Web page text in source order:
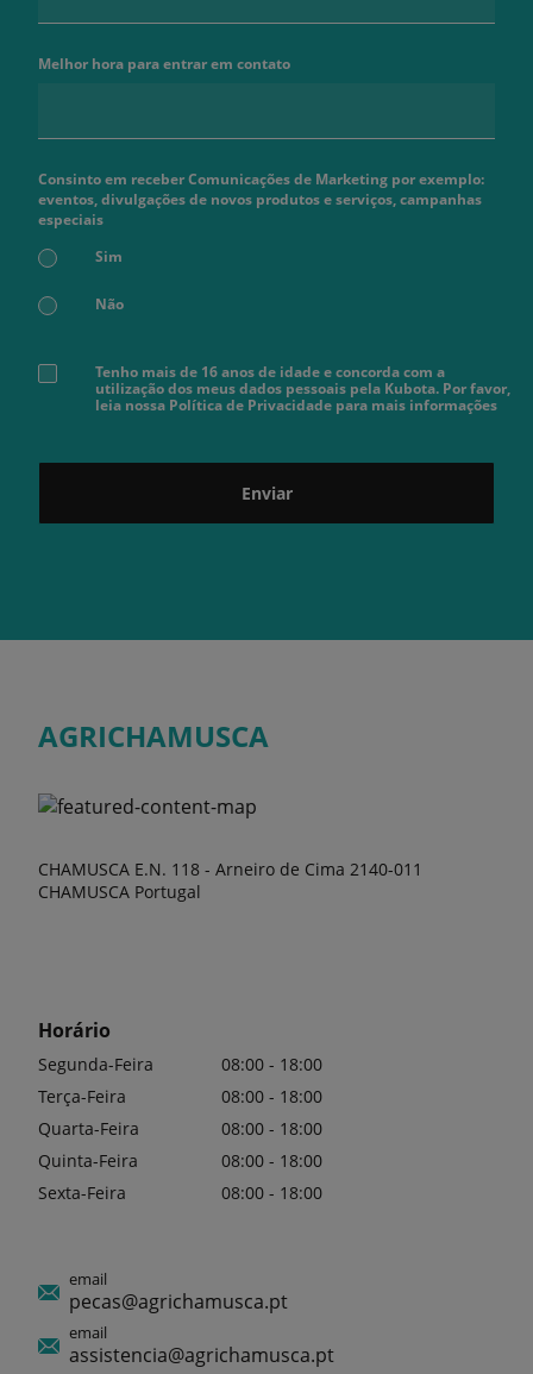
Melhor hora para entrar em contato
Consinto em receber Comunicações de Marketing por exemplo:
eventos, divulgações de novos produtos e serviços, campanhas
especiais
Sim
Não
Tenho mais de 16 anos de idade e concorda com a
utilização dos meus dados pessoais pela Kubota. Por favor,
leia nossa Política de Privacidade para mais informações
Enviar
AGRICHAMUSCA
CHAMUSCA E.N. 118 - Arneiro de Cima 2140-011
CHAMUSCA Portugal
Horário
Segunda-Feira
08:00 - 18:00
Terça-Feira
08:00 - 18:00
Quarta-Feira
08:00 - 18:00
Quinta-Feira
08:00 - 18:00
Sexta-Feira
08:00 - 18:00
email
pecas@agrichamusca.pt
email
assistencia@agrichamusca.pt